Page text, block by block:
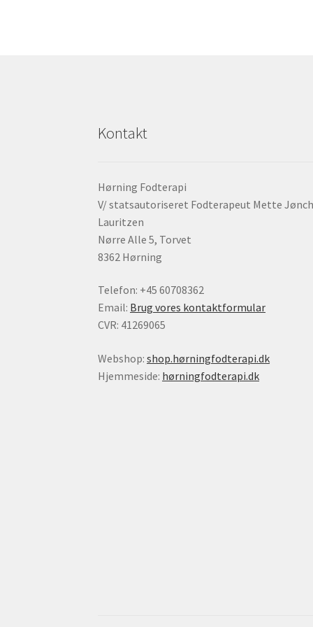
Kontakt
Hørning Fodterapi
V/ statsautoriseret Fodterapeut Mette
Lauritzen
Nørre Alle 5, Torvet
8362 Hørning
Telefon: +45 60708362
Email: Brug vores kontaktformular
CVR: 41269065
Webshop:shop.hørningfodterapi.dk
Hjemmeside: hørningfodterapi.dk